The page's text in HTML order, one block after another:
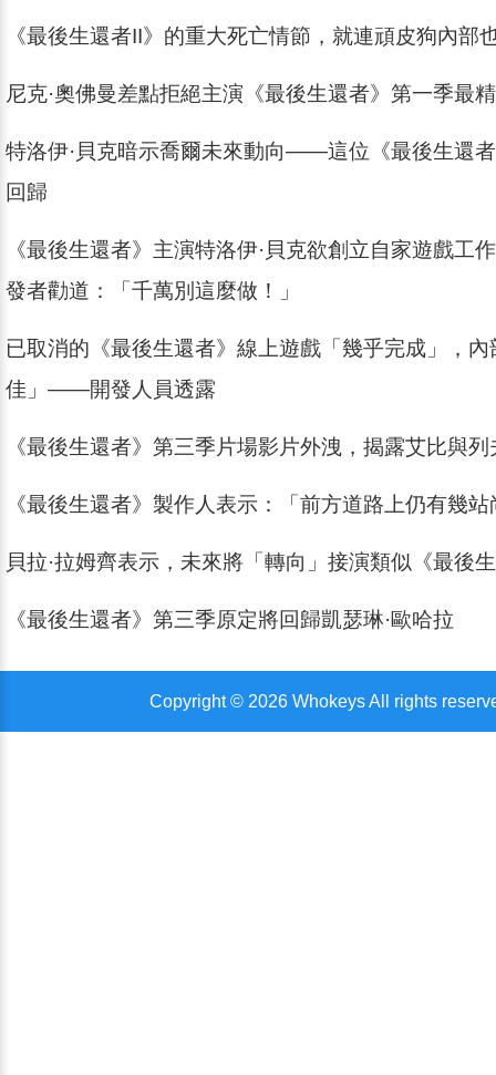
《最後生還者II》的重大死亡情節，就連頑皮狗內部
尼克·奧佛曼差點拒絕主演《最後生還者》第一季最
特洛伊·貝克暗示喬爾未來動向——這位《最後生還
回歸
《最後生還者》主演特洛伊·貝克欲創立自家遊戲
發者勸道：「千萬別這麼做！」
已取消的《最後生還者》線上遊戲「幾乎完成」，
佳」——開發人員透露
《最後生還者》第三季片場影片外洩，揭露艾比與列
《最後生還者》製作人表示：「前方道路上仍有幾
貝拉·拉姆齊表示，未來將「轉向」接演類似《最後
《最後生還者》第三季原定將回歸凱瑟琳·歐哈拉
Copyright © 2026 Whokeys All rights